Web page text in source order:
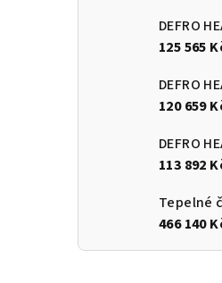
125 565
120 659
113 892
466 140